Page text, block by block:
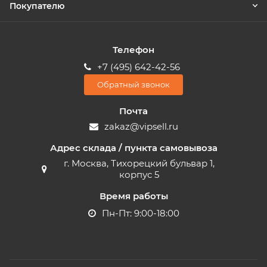
Покупателю
Телефон
+7 (495) 642-42-56
Обратный звонок
Почта
zakaz@vipsell.ru
Адрес склада / пункта самовывоза
г. Москва, Тихорецкий бульвар 1,
корпус 5
Время работы
Пн-Пт: 9:00-18:00